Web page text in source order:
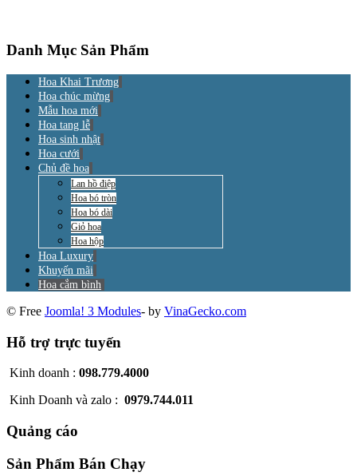
Danh Mục Sản Phẩm
Hoa Khai Trương
Hoa chúc mừng
Mẫu hoa mới
Hoa tang lễ
Hoa sinh nhật
Hoa cưới
Chủ đề hoa
Lan hồ điệp
Hoa bó tròn
Hoa bó dài
Giỏ hoa
Hoa hộp
Hoa Luxury
Khuyến mãi
Hoa cắm bình
© Free Joomla! 3 Modules- by VinaGecko.com
Hỗ trợ trực tuyến
Kinh doanh : 098.779.4000
Kinh Doanh và zalo : 0979.744.011
Quảng cáo
Sản Phẩm Bán Chạy